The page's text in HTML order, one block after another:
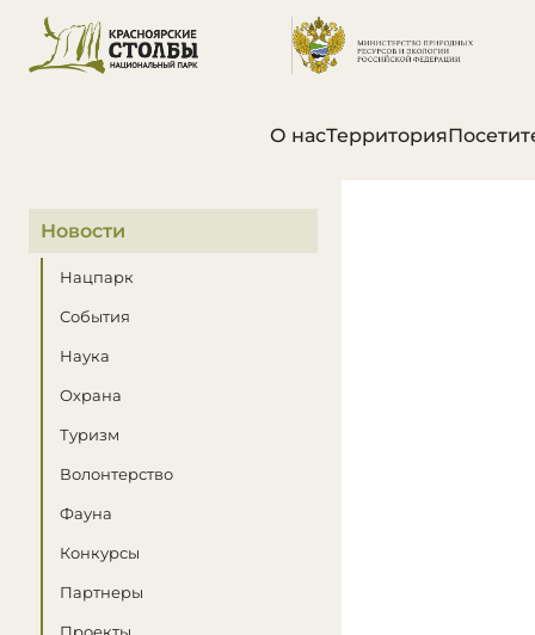
О насТерритория
В этом разделе
Новости
Нацпарк
События
Наука
Охрана
Туризм
Волонтерство
Фауна
Конкурсы
Партнеры